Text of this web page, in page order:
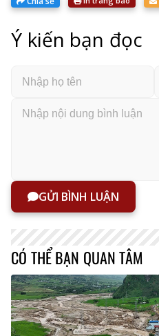
Ý kiến bạn đọc
GỬI BÌNH LUẬN
CÓ THỂ BẠN QUAN TÂM